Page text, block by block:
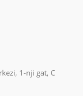
1-nji gat, C